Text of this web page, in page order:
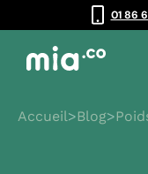
01 86
Accueil>Blog>